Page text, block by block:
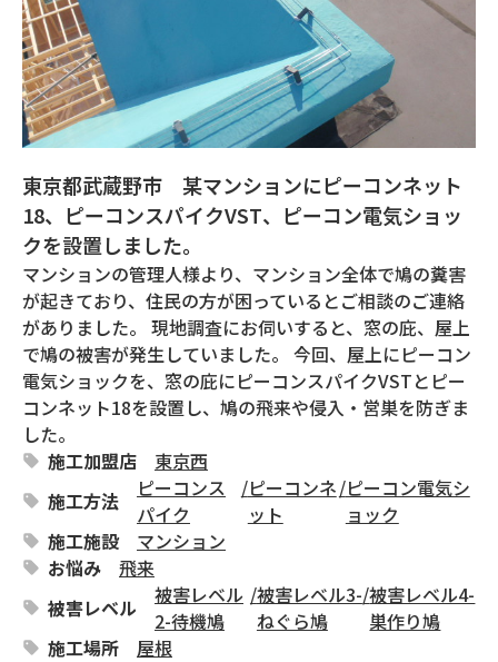
東京都武蔵野市 某マンションにピーコンネット
18、ピーコンスパイクVST、ピーコン電気ショッ
クを設置しました。
マンションの管理人様より、マンション全体で鳩の糞害
が起きており、住民の方が困っているとご相談のご連絡
がありました。 現地調査にお伺いすると、窓の庇、屋上
で鳩の被害が発生していました。 今回、屋上にピーコン
電気ショックを、窓の庇にピーコンスパイクVSTとピー
コンネット18を設置し、鳩の飛来や侵入・営巣を防ぎま
した。
施工加盟店
東京西
施工方法
ピーコンス
パイク
/ピーコンネ
ット
/ピーコン電気シ
ョック
施工施設
マンション
お悩み
飛来
被害レベル
被害レベル
2-待機鳩
/被害レベル3-
ねぐら鳩
/被害レベル4-
巣作り鳩
施工場所
屋根